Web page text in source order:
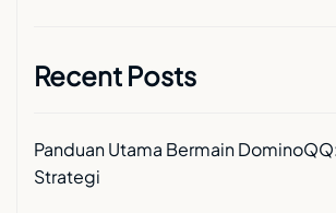
Recent Posts
Panduan Utama Bermain
Strategi